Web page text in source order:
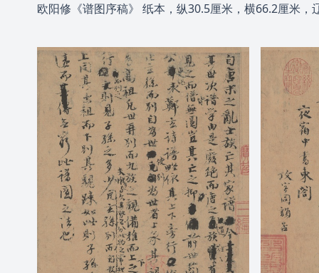
欧阳修《谱图序稿》 纸本，纵30.5厘米，横66.2厘米，